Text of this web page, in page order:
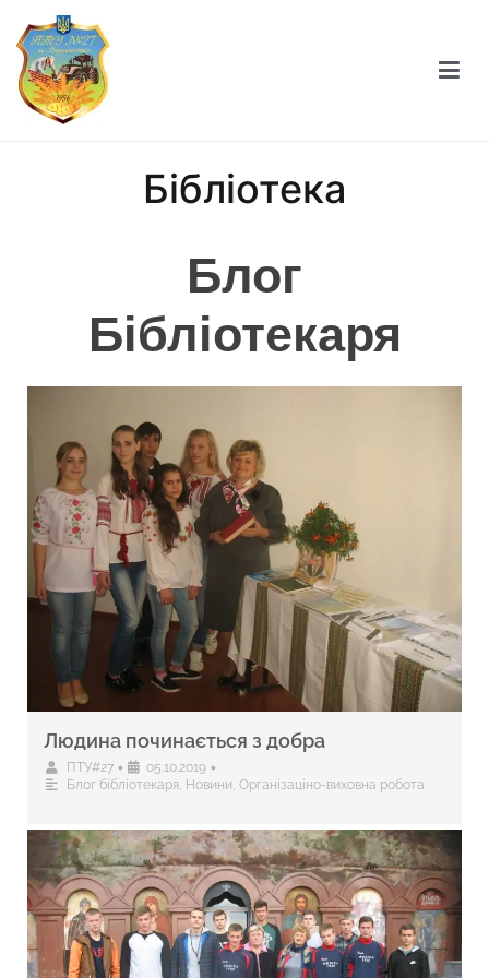
Бібліотека
Блог
Бібліотекаря
Людина починається з добра
ПТУ#27 • 05.10.2019 •
Блог бібліотекаря, Новини, Організаціно-виховна робота